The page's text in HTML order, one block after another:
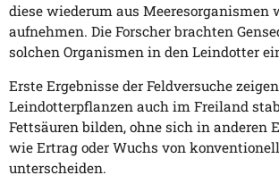
diese wiederum aus Meeresorganismen
aufnehmen. Die Forscher brachten
solchen Organismen in den Leindotter
Erste Ergebnisse der Feldversuche
Leindotterpflanzen auch im Freiland
Fettsäuren bilden, ohne sich in anderen
wie Ertrag oder Wuchs von
unterscheiden.